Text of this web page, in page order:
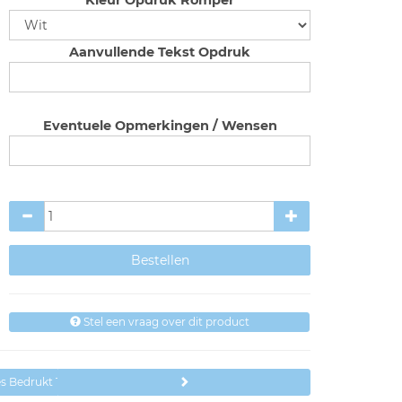
Aanvullende Tekst Opdruk
Eventuele Opmerkingen / Wensen
Stel een vraag over dit product
Bedrukt Teksten Papa